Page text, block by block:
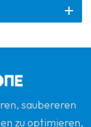
saubereren
zu optimieren,